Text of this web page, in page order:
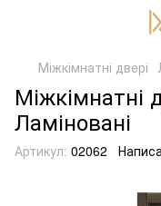
Міжкімнатні двері
Міжкімнатні
Ламіновані
Артикул: 02062